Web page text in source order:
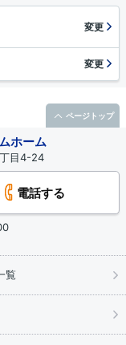
変更
変更
ホーム
目4-24
電話する
覧
ページトップ